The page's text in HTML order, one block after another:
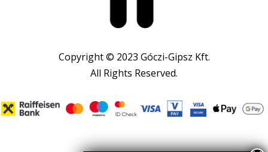
Copyright © 2023 Góczi-Gipsz Kft.
All Rights Reserved.